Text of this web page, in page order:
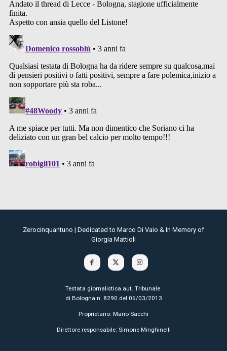
Zerocinquantuno | Dedicated to Marco Di Vaio & In Memory of
Giorgia Mattioli
Testata giornalistica aut. Tribunale
di Bologna n. 8290 del 06/03/2013
Proprietario: Mario Sacchi
Direttore responsabile: Simone Minghinelli